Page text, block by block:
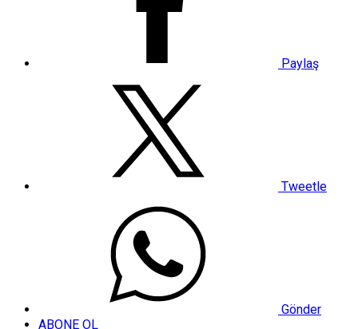
Paylaş
Tweetle
Gönder
ABONE OL